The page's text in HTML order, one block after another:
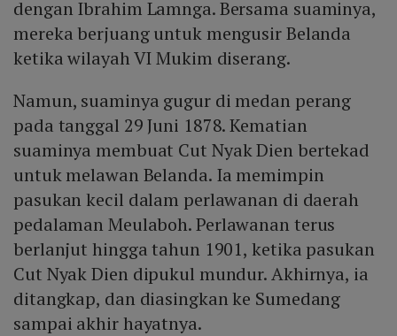
dengan Ibrahim Lamnga. Bersama suaminya,
mereka berjuang untuk mengusir Belanda
ketika wilayah VI Mukim diserang.
Namun, suaminya gugur di medan perang
pada tanggal 29 Juni 1878. Kematian
suaminya membuat Cut Nyak Dien bertekad
untuk melawan Belanda. Ia memimpin
pasukan kecil dalam perlawanan di daerah
pedalaman Meulaboh. Perlawanan terus
berlanjut hingga tahun 1901, ketika pasukan
Cut Nyak Dien dipukul mundur. Akhirnya, ia
ditangkap, dan diasingkan ke Sumedang
sampai akhir hayatnya.